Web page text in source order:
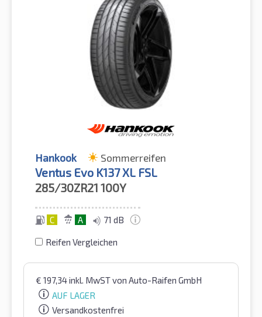
Hankook Sommerreifen
Ventus Evo K137 XL FSL
285/30ZR21 100Y
C A 71 dB
Reifen Vergleichen
€ 197,34inkl. MwSTvon Auto-Raifen GmbH
AUF LAGER
Versandkostenfrei